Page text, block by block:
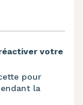
votre
pour
la